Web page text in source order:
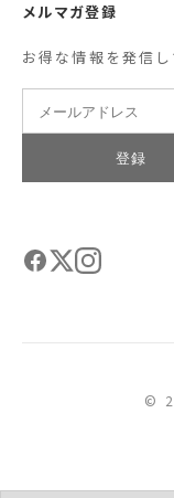
メルマガ登録
お得な情報を発信
登録
©